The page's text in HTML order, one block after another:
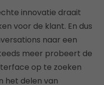
innovatie draait
voor de klant. En dus
naar een
meer probeert de
op te zoeken
het delen van